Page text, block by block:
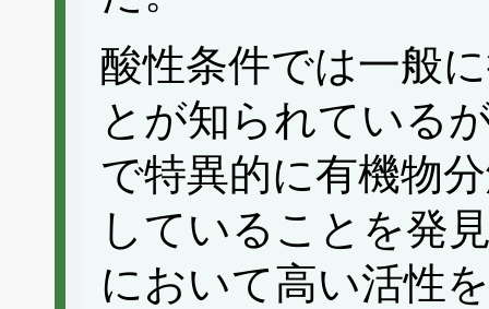
酸性条件では一般
とが知られている
で特異的に有機物
していることを発
において高い活性